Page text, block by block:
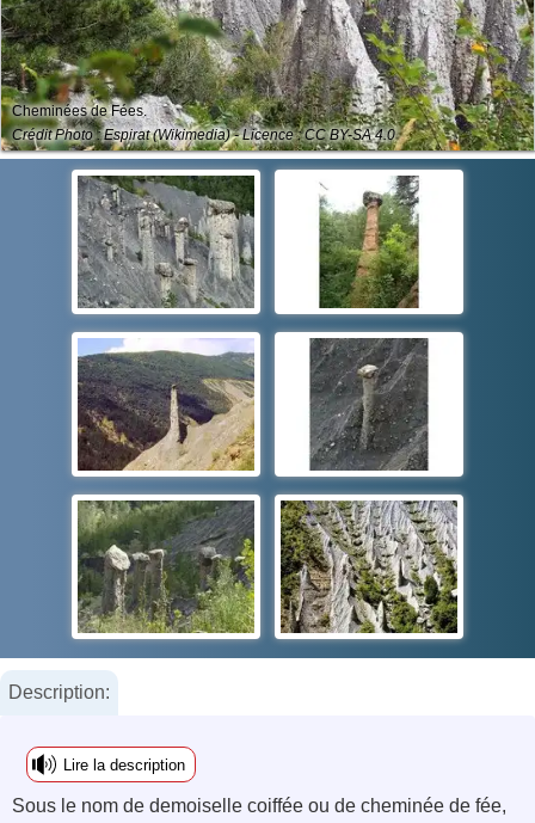
Cheminées de Fées.
Crédit Photo : Espirat (Wikimedia) - Licence : CC BY-SA 4.0
Description:
Lire la description
Sous le nom de demoiselle coiffée ou de cheminée de fée,